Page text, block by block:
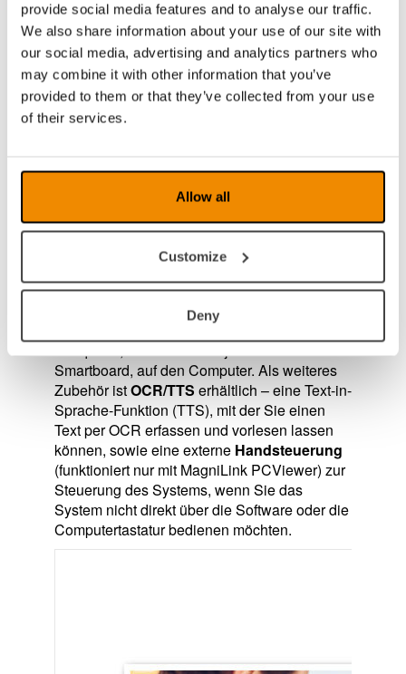
provide social media features and to analyse our traffic.
We also share information about your use of our site with
our social media, advertising and analytics partners who
may combine it with other information that you’ve
provided to them or that they’ve collected from your use
of their services.
Allow all
Customize
Deny
Ein weiteres nützliches Zubehör ist der
MagniLink AIR Framegrabber
MagniLink AIR Uno/Duo, funktioniert nicht mit
MagniLink ChromeViewer). Dieser überträgt
das Bild drahtlos von einer externen
Smartboard, auf den Computer. Als weiteres
Zubehör istOCR/TTS erhältlich – eine Text-in-
Sprache-Funktion (TTS), mit der Sie einen
Text per OCR erfassen und vorlesen lassen
können, sowie eine externe Handsteuerung
(funktioniert nur mit MagniLink PCViewer) zur
Steuerung des Systems, wenn Sie das
System nicht direkt über die Software oder die
Computertastatur bedienen möchten.